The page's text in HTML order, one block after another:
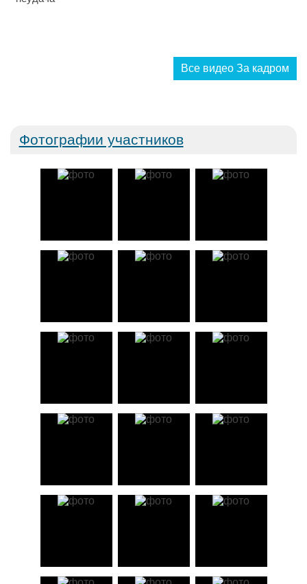
Все видео За кадром
Фотографии участников